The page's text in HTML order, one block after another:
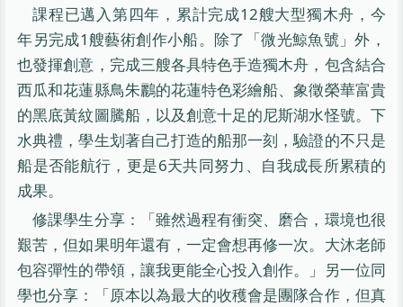
課程已邁入第四年，累計完成12艘大型獨木舟，今
年另完成1艘藝術創作小船。除了「微光鯨魚號」外，
也發揮創意，完成三艘各具特色手造獨木舟，包含結合
西瓜和花蓮縣鳥朱鸝的花蓮特色彩繪船、象徵榮華富貴
的黑底黃紋圖騰船，以及創意十足的尼斯湖水怪號。下
水典禮，學生划著自己打造的船那一刻，驗證的不只是
船是否能航行，更是6天共同努力、自我成長所累積的
成果。
修課學生分享：「雖然過程有衝突、磨合，環境也很
艱苦，但如果明年還有，一定會想再修一次。大沐老師
包容彈性的帶領，讓我更能全心投入創作。」另一位同
學也分享：「原本以為最大的收穫會是團隊合作，但真